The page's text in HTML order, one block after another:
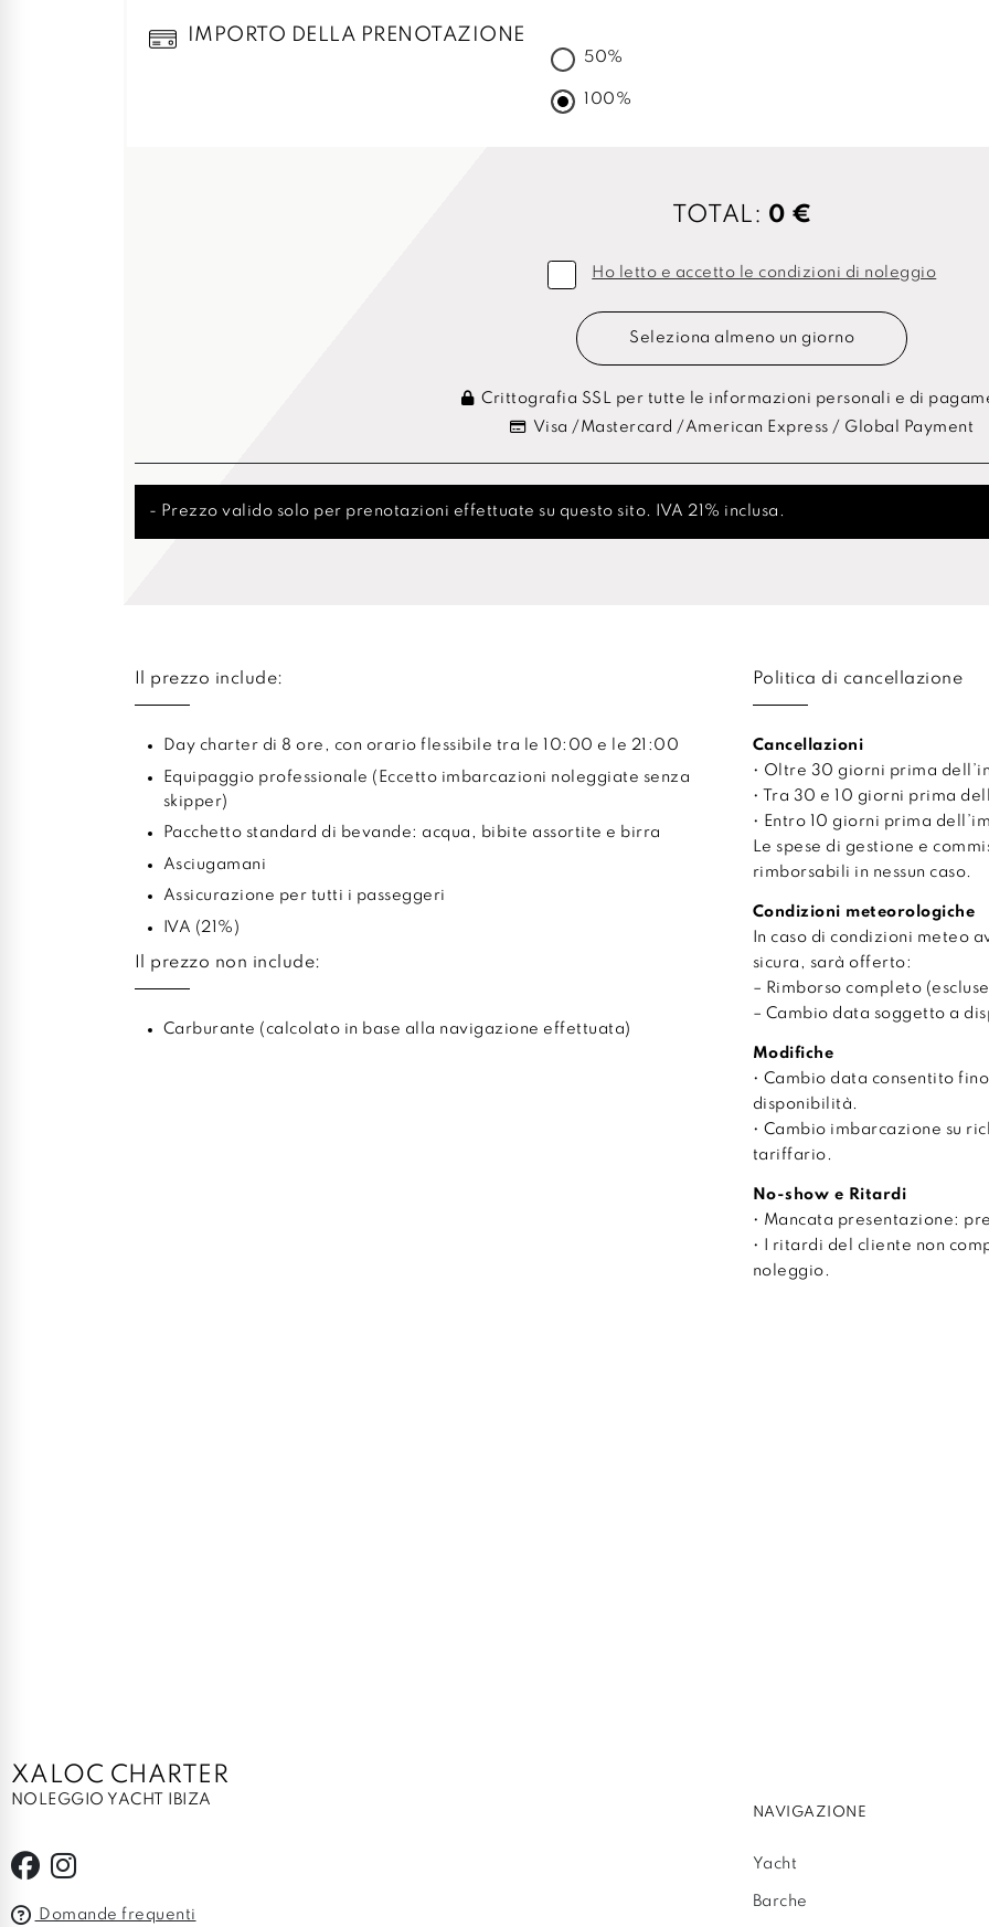
IMPORTO DELLA PRENOTAZIONE
50%
100%
TOTAL: 0 €
Ho letto e accetto le condizioni di noleggio
Seleziona almeno un giorno
Crittografia SSL per tutte le informazioni personali e di
Visa /Mastercard /American Express / Global Payment
- Prezzo valido solo per prenotazioni effettuate su questo sito. IVA 21% inclusa.
Il prezzo include:
Day charter di 8 ore, con orario flessibile tra le 10:00 e le 21:00
Equipaggio professionale (Eccetto imbarcazioni noleggiate senza
skipper)
Pacchetto standard di bevande: acqua, bibite assortite e birra
Asciugamani
Assicurazione per tutti i passeggeri
IVA (21%)
Il prezzo non include:
Carburante (calcolato in base alla navigazione effettuata)
Politica di cancellazione
Cancellazioni
• Oltre 30 giorni prima
• Tra 30 e 10 giorni prima
• Entro 10 giorni prima
Le spese di gestione e
rimborsabili in nessun caso.
Condizioni meteorologiche
In caso di condizioni meteo
sicura, sarà offerto:
– Rimborso completo
– Cambio data soggetto a
Modifiche
• Cambio data consentito
disponibilità.
• Cambio imbarcazione su
tariffario.
No-show e Ritardi
• Mancata presentazione:
• I ritardi del cliente non
noleggio.
XALOC CHARTER
NOLEGGIO YACHT IBIZA
Domande frequenti
NAVIGAZIONE
Yacht
Barche